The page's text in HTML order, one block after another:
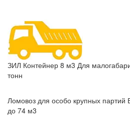
ЗИЛ Контейнер 8 м3 Для
тонн
Ломовоз для особо крупных партий
до 74 м3